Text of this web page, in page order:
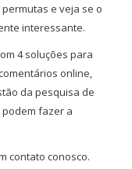
e veja se o
interessante.
4 soluções para
online,
da pesquisa de
fazer a
contato conosco.